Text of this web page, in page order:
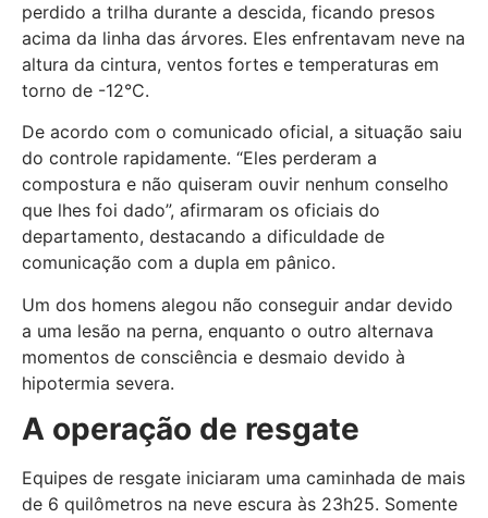
perdido a trilha durante a descida, ficando presos
acima da linha das árvores. Eles enfrentavam neve na
altura da cintura, ventos fortes e temperaturas em
torno de -12°C.
De acordo com o comunicado oficial, a situação saiu
do controle rapidamente. “Eles perderam a
compostura e não quiseram ouvir nenhum conselho
que lhes foi dado”, afirmaram os oficiais do
departamento, destacando a dificuldade de
comunicação com a dupla em pânico.
Um dos homens alegou não conseguir andar devido
a uma lesão na perna, enquanto o outro alternava
momentos de consciência e desmaio devido à
hipotermia severa.
A operação de resgate
Equipes de resgate iniciaram uma caminhada de mais
de 6 quilômetros na neve escura às 23h25. Somente